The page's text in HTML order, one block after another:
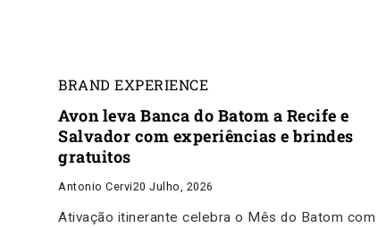
BRAND EXPERIENCE
Avon leva Banca do Batom a Recife e
Salvador com experiências e brindes
gratuitos
Antonio Cervi20 Julho, 2026
Ativação itinerante celebra o Mês do Batom com